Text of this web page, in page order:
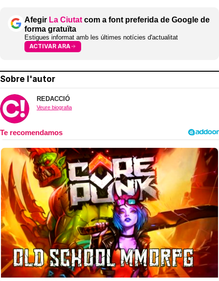
Afegir La Ciutat com a font preferida de Google de
forma gratuïta
Estigues informat amb les últimes notícies d'actualitat
ACTIVAR ARA
Sobre l'autor
REDACCIÓ
Veure biografia